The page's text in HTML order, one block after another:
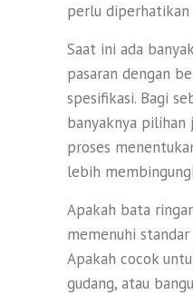
perlu diperhatikan
Saat ini ada
pasaran dengan
spesifikasi. Bagi
banyaknya
proses
lebih
Apakah bata
memenuhi
Apakah cocok
gudang, atau